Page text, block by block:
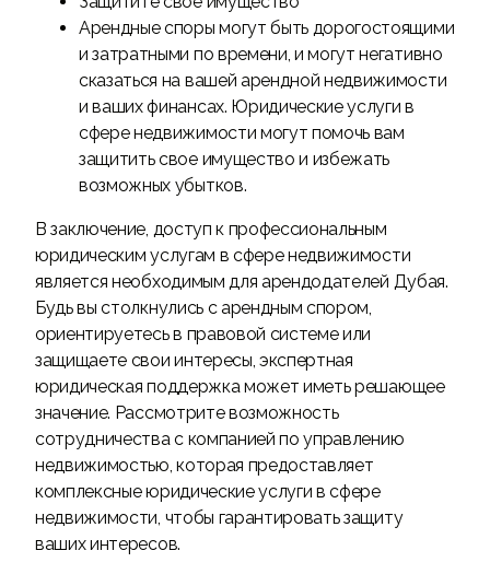
Арендные споры могут быть дорогостоящими
и затратными по времени, и могут негативно
сказаться на вашей арендной недвижимости
и ваших финансах. Юридические услуги в
сфере недвижимости могут помочь вам
защитить свое имущество и избежать
возможных убытков.
В заключение, доступ к профессиональным
юридическим услугам в сфере недвижимости
является необходимым для арендодателей Дубая.
Будь вы столкнулись с арендным спором,
ориентируетесь в правовой системе или
защищаете свои интересы, экспертная
юридическая поддержка может иметь решающее
значение. Рассмотрите возможность
сотрудничества с компанией по управлению
недвижимостью, которая предоставляет
комплексные юридические услуги в сфере
недвижимости, чтобы гарантировать защиту
ваших интересов.